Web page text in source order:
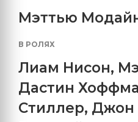
Мэттью
В РОЛЯХ
Лиам Нисон,
Дастин
Стиллер, Джон